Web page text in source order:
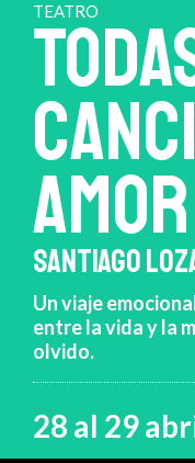
TEATRO
AMOR
SANTIAGO
Un viaje
entre la vida y la
olvido.
28 al 29